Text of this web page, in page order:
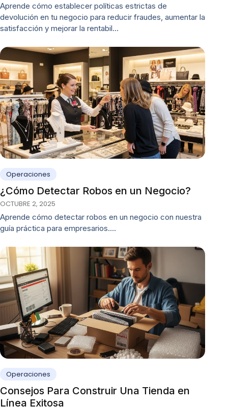
Aprende cómo establecer políticas estrictas de
devolución en tu negocio para reducir fraudes, aumentar la
satisfacción y mejorar la rentabil…
Operaciones
¿Cómo Detectar Robos en un Negocio?
OCTUBRE 2, 2025
Aprende cómo detectar robos en un negocio con nuestra
guía práctica para empresarios.…
Operaciones
Consejos Para Construir Una Tienda en
Línea Exitosa